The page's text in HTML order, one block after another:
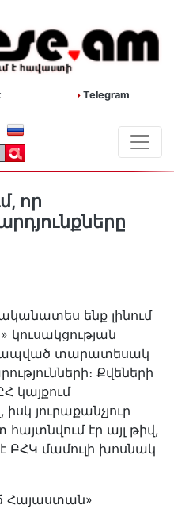
Telegram
որ
ենք լինում
տարատեսակ
Քվեների
կայքում
յուրաքանչյուր
էր այլ թիվ,
ԲՀԿ մամուլի խոսնակ
Հայաստան»